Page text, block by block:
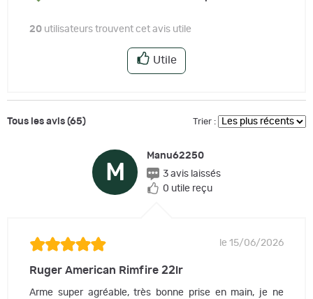
20 utilisateurs trouvent cet avis utile
Utile
Tous les avis (65) Trier :
M
Manu62250
3 avis laissés
0 utile reçu
le 15/06/2026
Ruger American Rimfire 22lr
Arme super agréable, très bonne prise en main, je ne